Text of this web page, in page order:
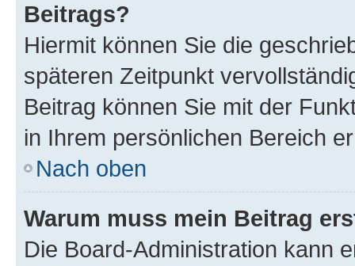
Beitrags?
Hiermit können Sie die
späteren Zeitpunkt
Beitrag können Sie mit der
in Ihrem persönlichen Bereich
Nach oben
Warum muss mein Beitrag
Die Board-Administration kann